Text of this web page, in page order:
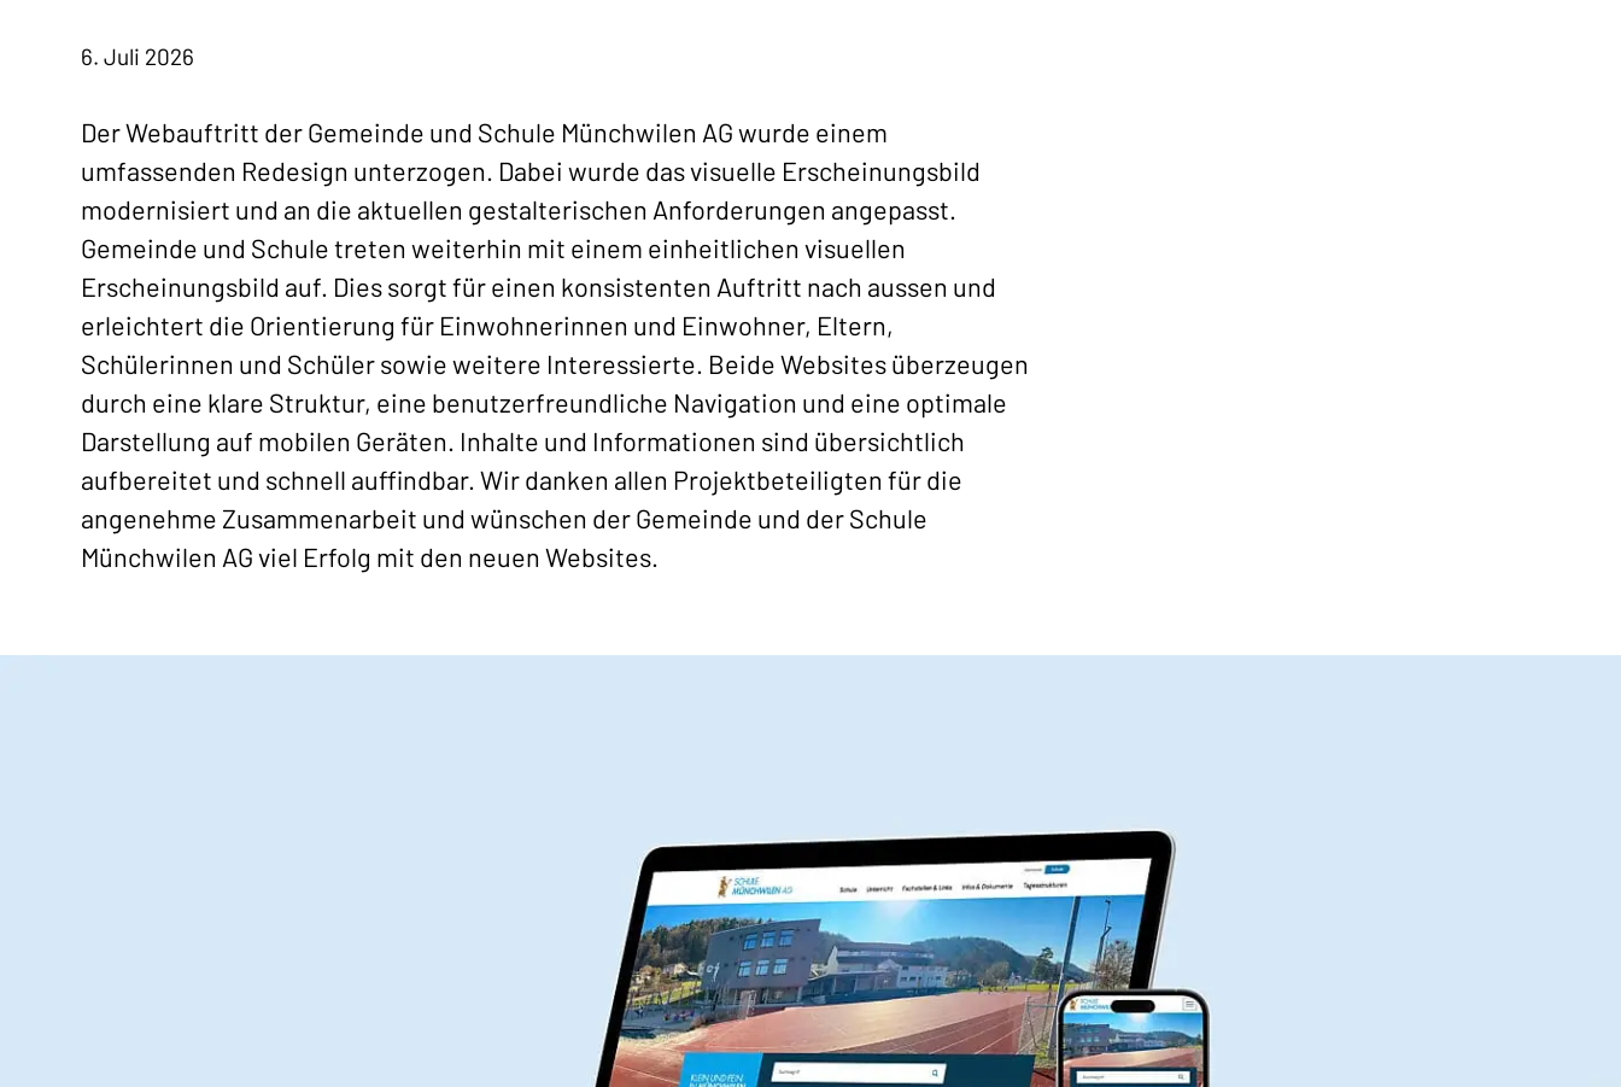
6. Juli 2026
Der Webauftritt der Gemeinde und Schule Münchwilen AG wurde einem
umfassenden Redesign unterzogen. Dabei wurde das visuelle Erscheinungsbild
modernisiert und an die aktuellen gestalterischen Anforderungen angepasst.
Gemeinde und Schule treten weiterhin mit einem einheitlichen visuellen
Erscheinungsbild auf. Dies sorgt für einen konsistenten Auftritt nach aussen und
erleichtert die Orientierung für Einwohnerinnen und Einwohner, Eltern,
Schülerinnen und Schüler sowie weitere Interessierte. Beide Websites überzeugen
durch eine klare Struktur, eine benutzerfreundliche Navigation und eine optimale
Darstellung auf mobilen Geräten. Inhalte und Informationen sind übersichtlich
aufbereitet und schnell auffindbar. Wir danken allen Projektbeteiligten für die
angenehme Zusammenarbeit und wünschen der Gemeinde und der Schule
Münchwilen AG viel Erfolg mit den neuen Websites.